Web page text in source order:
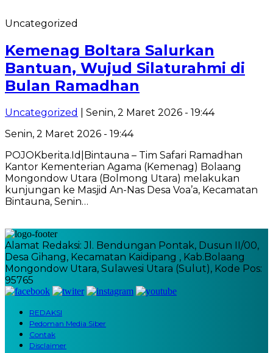
Uncategorized
Kemenag Boltara Salurkan
Bantuan, Wujud Silaturahmi di
Bulan Ramadhan
Uncategorized
| Senin, 2 Maret 2026 - 19:44
Senin, 2 Maret 2026 - 19:44
POJOKberita.Id|Bintauna – Tim Safari Ramadhan
Kantor Kementerian Agama (Kemenag) Bolaang
Mongondow Utara (Bolmong Utara) melakukan
kunjungan ke Masjid An-Nas Desa Voa’a, Kecamatan
Bintauna, Senin…
Alamat Redaksi: Jl. Bendungan Pontak, Dusun II/00,
Desa Gihang, Kecamatan Kaidipang , Kab.Bolaang
Mongondow Utara, Sulawesi Utara (Sulut), Kode Pos:
95765
REDAKSI
Pedoman Media Siber
Contak
Disclaimer